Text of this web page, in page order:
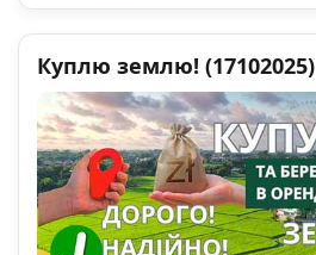
Куплю землю! (17102025)